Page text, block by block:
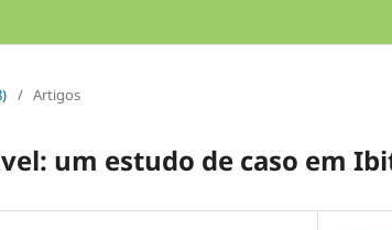
/ Artigos
um estudo de caso em